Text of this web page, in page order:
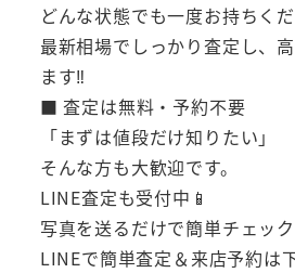
どんな状態でも一度お持ちくだ
最新相場でしっかり査定し、
ます‼
■ 査定は無料・予約不要
「まずは値段だけ知りたい」
そんな方も大歓迎です。
LINE査定も受付中📱
写真を送るだけで簡単チェック
LINEで簡単査定＆来店予約は